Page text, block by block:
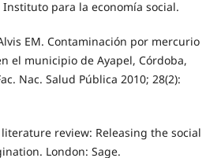
para la economía social.
EM. Contaminación por mercurio
el municipio de Ayapel, Córdoba,
Nac. Salud Pública 2010; 28(2):
review: Releasing the social
London: Sage.